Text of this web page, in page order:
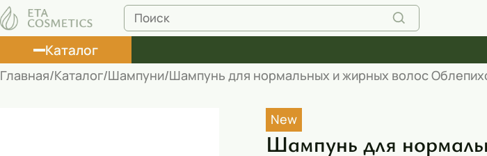
Каталог
Главная Каталог Шампуни Шампунь для нормальных и жирных волос
New
Шампунь для